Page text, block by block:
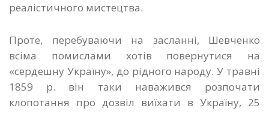
реалістичного мистецтва.
Проте, перебуваючи на засланні, Шевченко
всіма помислами хотів повернутися на
«сердешну Україну», до рідного народу. У травні
1859 р. він таки наважився розпочати
клопотання про дозвіл виїхати в Україну, 25